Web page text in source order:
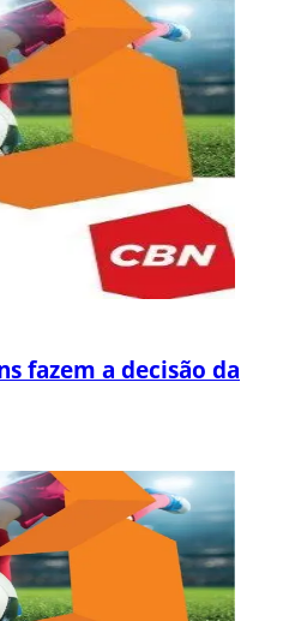
fazem a decisão da